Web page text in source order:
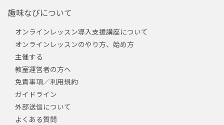
趣味なびについて
オンラインレッスン導入支援講座について
オンラインレッスンのやり方、始め方
主催する
教室運営者の方へ
免責事項／利用規約
ガイドライン
外部送信について
よくある質問